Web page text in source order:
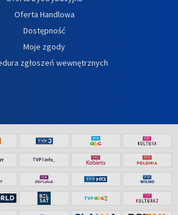
Oferta Handlowa
Dostępność
Moje zgody
zgłoszeń wewnętrznych